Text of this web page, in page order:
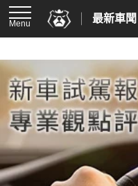
Menu 最新車聞